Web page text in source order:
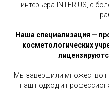
интерьера INTERIUS, с
Наша специализация —
косметологических
Мы завершили множество
наш подход и